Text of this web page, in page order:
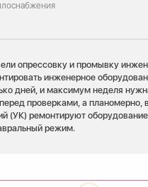
опрессовку и промывку
инженерное
дней, и максимум неделя
проверками, а планомерно,
(УК) ремонтируют оборудование
режим.